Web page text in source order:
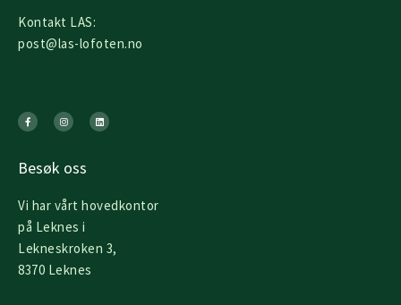
Kontakt LAS:
post@las-lofoten.no
c
e
b
-
s
t
a
m
n
k
e
Besøk oss
Vi har vårt hovedkontor
på Leknes i
Lekneskroken 3,
8370 Leknes